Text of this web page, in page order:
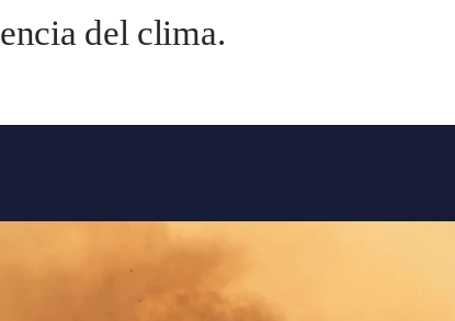
del clima.